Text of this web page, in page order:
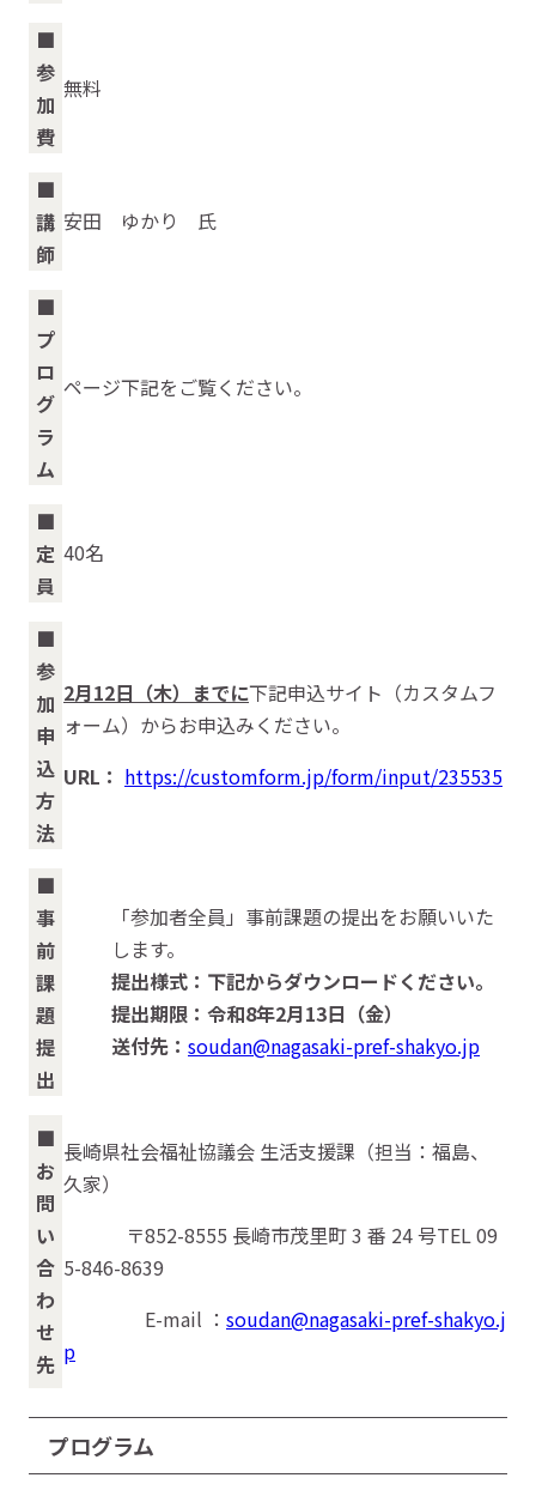
■
参
加
費
無料
■
講
師
安田 ゆかり 氏
■
プ
ロ
グ
ラ
ム
ページ下記をご覧ください。
■
定
員
40名
■
参
加
申
込
方
法
2月12日（木）までに下記申込サイト（カスタムフ
ォーム）からお申込みください。
URL： https://customform.jp/form/input/235535
■
事
前
課
題
提
出
「参加者全員」事前課題の提出をお願いいた
します。
提出様式：下記からダウンロードください。
提出期限：令和8年2月13日（金）
送付先： soudan@nagasaki-pref-shakyo.jp
■
お
問
い
合
わ
せ
先
長崎県社会福祉協議会 生活支援課（担当：福島、
久家）
〒852-8555 長崎市茂里町 3 番 24 号TEL 09
5-846-8639
E-mail ： soudan@nagasaki-pref-shakyo.j
p
プログラム